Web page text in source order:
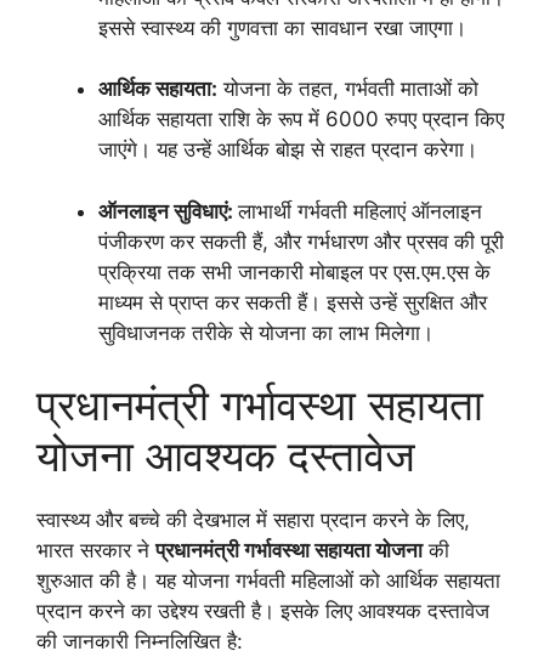
इससे स्वास्थ्य की गुणवत्ता का सावधान रखा जाएगा।
आर्थिक सहायता: योजना के तहत, गर्भवती माताओं को
आर्थिक सहायता राशि के रूप में 6000 रुपए प्रदान किए
जाएंगे। यह उन्हें आर्थिक बोझ से राहत प्रदान करेगा।
ऑनलाइन सुविधाएं:लाभार्थी गर्भवती महिलाएं ऑनलाइन
पंजीकरण कर सकती हैं, और गर्भधारण और प्रसव की पूरी
प्रक्रिया तक सभी जानकारी मोबाइल पर एस.एम.एस के
माध्यम से प्राप्त कर सकती हैं। इससे उन्हें सुरक्षित और
सुविधाजनक तरीके से योजना का लाभ मिलेगा।
प्रधानमंत्री गर्भावस्था सहायता
योजना आवश्यक दस्तावेज
स्वास्थ्य और बच्चे की देखभाल में सहारा प्रदान करने के लिए,
भारत सरकार नेप्रधानमंत्री गर्भावस्था सहायता योजनाकी
शुरुआत की है। यह योजना गर्भवती महिलाओं को आर्थिक सहायता
प्रदान करने का उद्देश्य रखती है। इसके लिए आवश्यक दस्तावेज
की जानकारी निम्नलिखित है: